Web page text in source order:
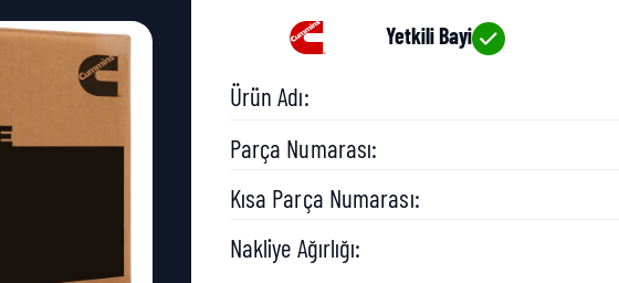
Yetkili Bayi
Ürün Adı:
Parça Numarası:
Kısa Parça Numarası:
Nakliye Ağırlığı: